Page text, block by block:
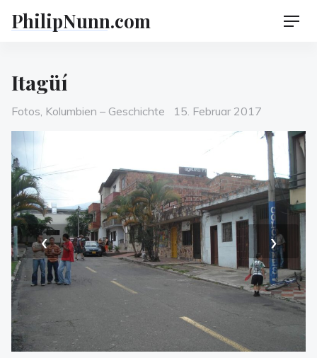
PhilipNunn.com
Itagüí
Categories
Fotos, Kolumbien – Geschichte
Posted
15. Februar 2017
‹ ›